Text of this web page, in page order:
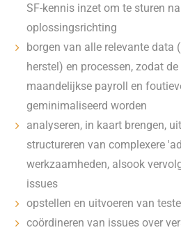
SF-kennis inzet om te sturen
oplossingsrichting
borgen van alle relevante data
herstel) en processen, zodat
maandelijkse payroll en
geminimaliseerd worden
analyseren, in kaart brengen,
structureren van complexere
werkzaamheden, alsook
issues
opstellen en uitvoeren van
coördineren van issues over